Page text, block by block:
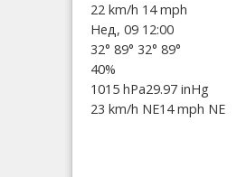
22 km/h 14 mph
Нед, 09 12:00
32° 89° 32° 89°
40%
1015 hPa29.97 inHg
23 km/h NE14 mph NE